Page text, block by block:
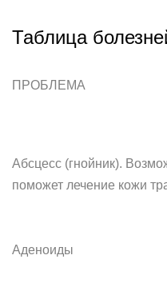
Таблица
ПРОБЛЕМА
Абсцесс (гнойник).
поможет лечение кожи
Аденоиды